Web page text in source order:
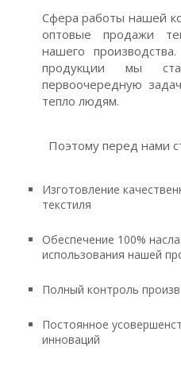
Сфера работы нашей
оптовые продажи
нашего
продукции мы
первоочередную
тепло людям.
Поэтому перед нами
Изготовление
текстиля
Обеспечение 100%
использования нашей
Полный контроль
Постоянное
инноваций